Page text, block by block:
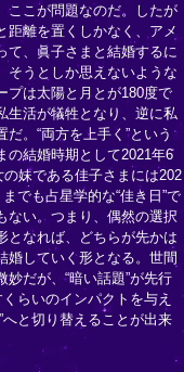
ここが問題なのだ。したが
距離を置くしかなく、アメ
て、眞子さまと結婚するに
そうとしか思えないような
プは太陽と月とが180度で
生活が犠牲となり、逆に私
。“両方を上手く”という
の結婚時期として2021年6
妹である佳子さまには202
でも占星学的な“佳き日”で
ない。つまり、偶然の選択
となれば、どちらが先かは
婚していく形となる。世間
だが、“暗い話題”が先行
らいのインパクトを与え
へと切り替えることが出来